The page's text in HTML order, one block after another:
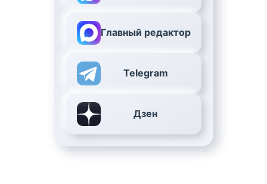
Главный редактор
Telegram
Дзен